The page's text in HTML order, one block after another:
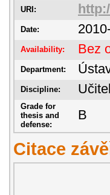
URI:
Date:
Availability: Bez
Department:
Discipline:
Grade for
thesis and
defense:
B
Citace